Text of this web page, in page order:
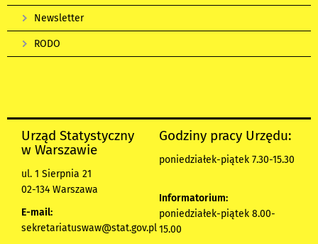
Newsletter
RODO
Urząd Statystyczny
w Warszawie
ul. 1 Sierpnia 21
02-134 Warszawa
E-mail:
sekretariatuswaw@stat.gov.pl
Godziny pracy Urzędu:
poniedziałek-piątek 7.30-15.30
Informatorium:
poniedziałek-piątek 8.00-
15.00